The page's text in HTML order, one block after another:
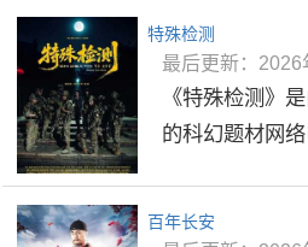
特殊检测
最后更新：2026
《特殊检测》
的科幻题材网
百年长安